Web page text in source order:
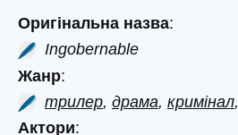
Оригінальна назва:
Ingobernable
Жанр:
трилер, драма, кримінал,
Актори: